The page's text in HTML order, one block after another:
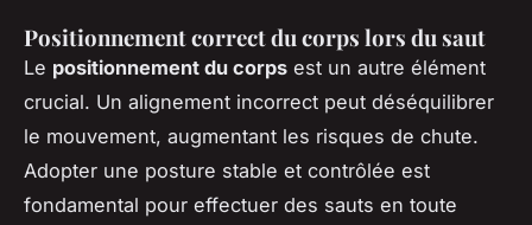
Positionnement correct du corps lors du saut
Le positionnement du corps est un autre élément
crucial. Un alignement incorrect peut déséquilibrer
le mouvement, augmentant les risques de chute.
Adopter une posture stable et contrôlée est
fondamental pour effectuer des sauts en toute